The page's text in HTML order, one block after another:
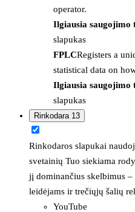
operator.
Ilgiausia saugojimo
slapukas
FPLCRegisters a
statistical data on
Ilgiausia saugojimo
slapukas
Rinkodara 13
Rinkodaros slapukai
svetainių Tuo siekiama
jį dominančius skelbimus
leidėjams ir trečiųjų šalių
YouTube